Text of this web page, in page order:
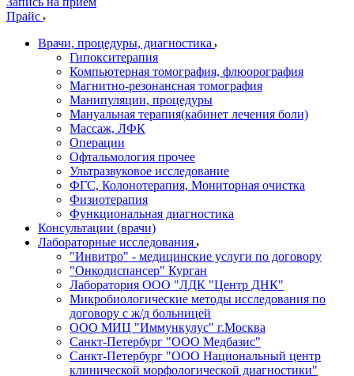
Прайс
Врачи, процедуры, диагностика
Гипокситерапия
Компьютерная томография, флюорография
Магнитно-резонансная томография
Манипуляции, процедуры
Мануальная терапия(кабинет лечения боли)
Массаж, ЛФК
Операции
Офтальмология прочее
Ультразвуковое исследование
ФГС, Колонотерапия, Мониторная очистка
Физиотерапия
Функциональная диагностика
Консультации (врачи)
Лабораторные исследования
"Инвитро" - медицинские услуги по договору
"Онкодиспансер" Курган
Лаборатория ООО "ЛДК "Центр ДНК"
Микробиологические методы исследования по
договору с ж/д больницей
ООО МИЦ "Иммункулус" г.Москва
Санкт-Петербург "ООО Медбазис"
Санкт-Петербург "ООО Национальный центр
клинической морфологической диагностики"